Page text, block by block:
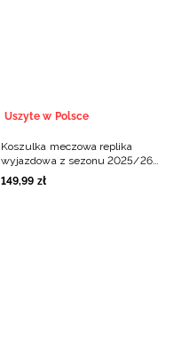
Uszyte w Polsce
Koszulka meczowa replika
wyjazdowa z sezonu 2025/26
dziecięca 4F x Sokół & Hagric
Mogilno - czarna
149,99 zł